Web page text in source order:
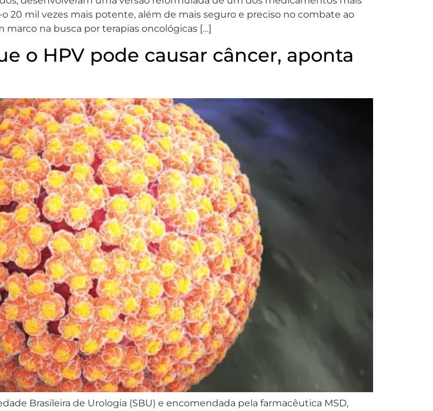
mil vezes mais potente, além de mais seguro e preciso no combate ao
marco na busca por terapias oncológicas […]
o HPV pode causar câncer, aponta
Brasileira de Urologia (SBU) e encomendada pela farmacêutica MSD,